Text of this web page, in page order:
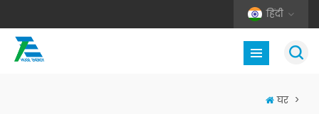
हिंदी
घर >